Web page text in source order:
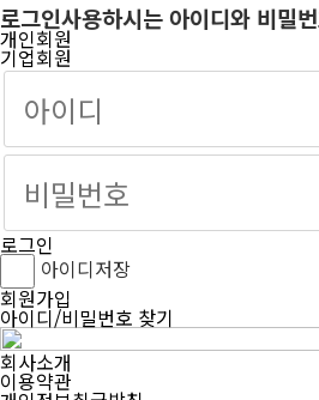
로그인사용하시는 아이디와 비밀
개인회원
기업회원
로그인
아이디저장
회원가입
아이디/비밀번호 찾기
회사소개
이용약관